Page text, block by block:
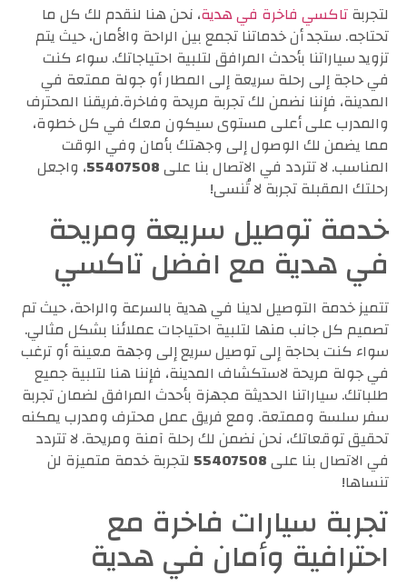
لتجربةتاكسي فاخرة في هدية، نحن هنا لنقدم لك كل ما
تحتاجه. ستجد أن خدماتنا تجمع بين الراحة والأمان، حيث يتم
تزويد سياراتنا بأحدث المرافق لتلبية احتياجاتك. سواء كنت
في حاجة إلى رحلة سريعة إلى المطار أو جولة ممتعة في
المدينة، فإننا نضمن لك تجربة مريحة وفاخرة.فريقنا المحترف
والمدرب على أعلى مستوى سيكون معك في كل خطوة،
مما يضمن لك الوصول إلى وجهتك بأمان وفي الوقت
المناسب. لا تتردد في الاتصال بنا على55407508، واجعل
رحلتك المقبلة تجربة لا تُنسى!
خدمة توصيل سريعة ومريحة
في هدية مع افضل تاكسي
تتميز خدمة التوصيل لدينا في هدية بالسرعة والراحة، حيث تم
تصميم كل جانب منها لتلبية احتياجات عملائنا بشكل مثالي.
سواء كنت بحاجة إلى توصيل سريع إلى وجهة معينة أو ترغب
في جولة مريحة لاستكشاف المدينة، فإننا هنا لتلبية جميع
طلباتك. سياراتنا الحديثة مجهزة بأحدث المرافق لضمان تجربة
سفر سلسة وممتعة. ومع فريق عمل محترف ومدرب يمكنه
تحقيق توقعاتك، نحن نضمن لك رحلة آمنة ومريحة. لا تتردد
في الاتصال بنا على55407508لتجربة خدمة متميزة لن
تنساها!
تجربة سيارات فاخرة مع
احترافية وأمان في هدية